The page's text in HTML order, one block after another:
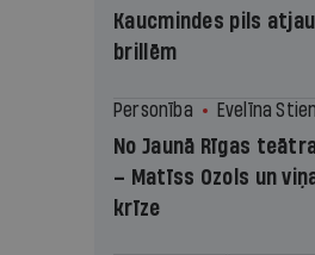
Kaucmindes pils
brillēm
Personība Evelīna
No Jaunā Rīgas
– Matīss Ozols un
krīze